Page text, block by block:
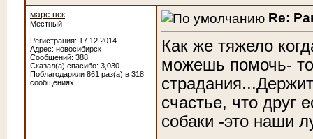
марс-нск
Местный
Регистрация: 17.12.2014
Адрес: новосибирск
Сообщений: 388
Сказал(а) спасибо: 3,030
Поблагодарили 861 раз(а) в 318
сообщениях
Re:
Как же тяжело
можешь помочь-
счастье, что друг
собаки -это наши